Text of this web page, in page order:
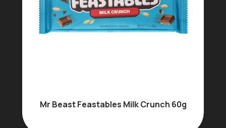
Mr Beast Feastables Milk Crunch 60g